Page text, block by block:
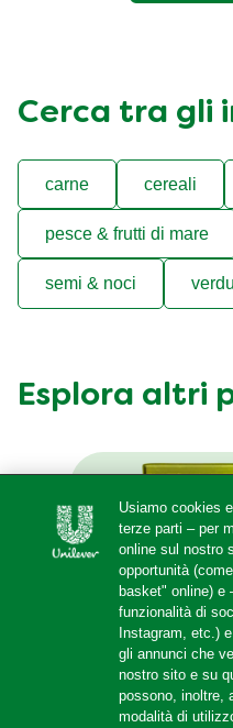
Cerca tra gli
carne cereali
pesce & frutti di mare
semi & noci
Esplora altri
Usiamo cookies
terze parti – per
online sul nostro
opportunità
basket" online) e
funzionalità di
Instagram, etc.)
gli annunci che
nostro sito e su
possono, inoltre,
modalità di